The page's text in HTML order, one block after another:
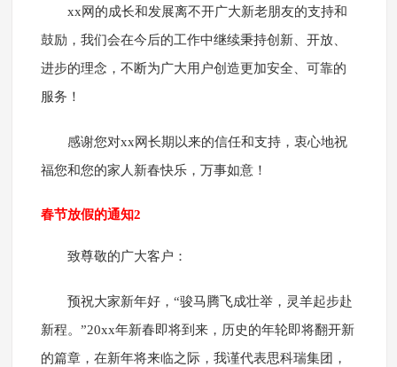
xx网的成长和发展离不开广大新老朋友的支持和
鼓励，我们会在今后的工作中继续秉持创新、开放、
进步的理念，不断为广大用户创造更加安全、可靠的
服务！
感谢您对xx网长期以来的信任和支持，衷心地祝
福您和您的家人新春快乐，万事如意！
春节放假的通知2
致尊敬的广大客户：
预祝大家新年好，“骏马腾飞成壮举，灵羊起步赴
新程。”20xx年新春即将到来，历史的年轮即将翻开新
的篇章，在新年将来临之际，我谨代表思科瑞集团，